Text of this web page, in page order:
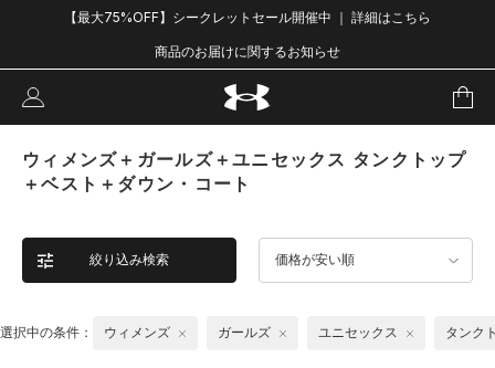
【最大75%OFF】シークレットセール開催中 ｜ 詳細はこちら
商品のお届けに関するお知らせ
ウィメンズ＋ガールズ＋ユニセックス タンクトップ
＋ベスト＋ダウン・コート
絞り込み検索 価格が安い順
選択中の条件： ウィメンズ ガールズ ユニセックス タンク